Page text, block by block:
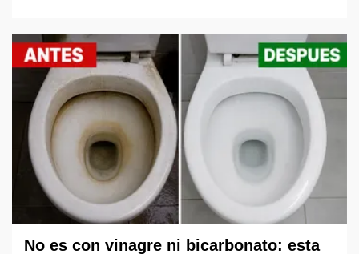
No es con vinagre ni bicarbonato: esta